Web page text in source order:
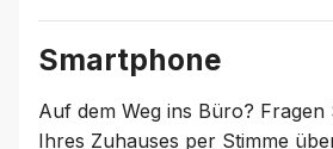
Smartphone
Auf dem Weg ins Büro? Fragen
Ihres Zuhauses per Stimme